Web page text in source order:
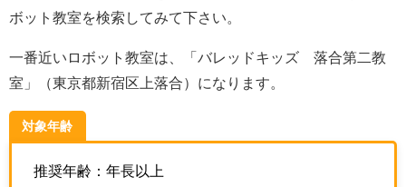
ボット教室を検索してみて下さい。
一番近いロボット教室は、「バレッドキッズ 落合第二教
室」（東京都新宿区上落合）になります。
対象年齢
推奨年齢：年長以上